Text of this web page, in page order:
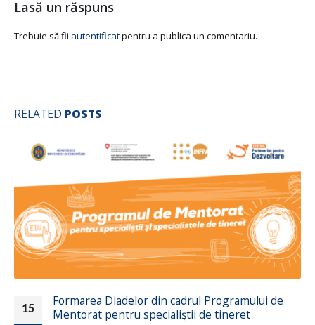
Lasă un răspuns
Trebuie să fii autentificatpentru a publica un comentariu.
RELATED POSTS
15
Formarea Diadelor din cadrul Programului de
Mentorat pentru specialiștii de tineret